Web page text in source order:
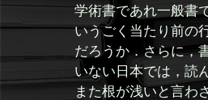
学術書であれ一般書
いうごく当たり前の
だろうか．さらに，
いない日本では，読
また根が浅いと言わ